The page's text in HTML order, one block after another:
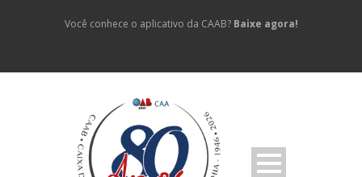
Você conhece o aplicativo da CAAB? Baixe agora!